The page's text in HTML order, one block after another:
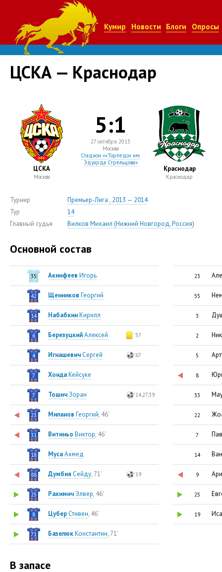
Кумир Новости Блоги Опросы
ЦСКА — Краснодар
ЦСКА
Москва
5:1
27 октября 2013
Москва
Стадион ««Торпедо» им.
Эдуарда Стрельцова»
Краснодар
Краснодар
Турнир
Премьер-Лига , 2013 — 2014
Тур
14
Главный судья
Вилков Михаил (Нижний Новгород, Россия)
Основной состав
35 Акинфеев Игорь
42 Щенников Георгий
14 НабабкинКирилл
6 БерезуцкийАлексей '37
4 Игнашевич Сергей '67
7 ХондаКейсуке
7 ТошичЗоран '14,27,39
23 Миланов Георгий, 46'
31 Витиньо Виктор, 46'
18 МусаАхмед
88 Думбия Cейду, 71' '19
25 РахимичЭлвер, 46'
8 Цубер Стивен, 46'
71 БазелюкКонстантин, 71'
23
55
3
2
5
8
33
22
7
14
9 Ари
25
19
В запасе